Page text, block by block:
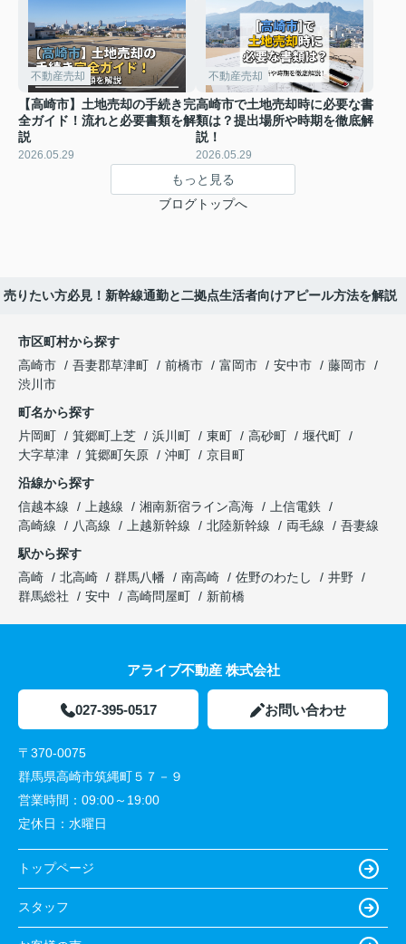
不動産売却
【高崎市】土地売却の手続き完
全ガイド！流れと必要書類を解
説
2026.05.29
不動産売却
高崎市で土地売却時に必要な書
類は？提出場所や時期を徹底解
説！
2026.05.29
もっと見る
ブログトップへ
りたい方必見！新幹線通勤と二拠点生活者向けアピール方法を解説
市区町村から探す
高崎市
吾妻郡草津町 前橋市 富岡市 安中市
藤岡市
渋川市
町名から探す
片岡町
箕郷町上芝 浜川町 東町 高砂町
堰代町
大字草津
箕郷町矢原 沖町
京目町
沿線から探す
信越本線
上越線 湘南新宿ライン高海
上信電鉄
高崎線
八高線 上越新幹線 北陸新幹線 両毛線
吾妻線
駅から探す
高崎
北高崎 群馬八幡 南高崎 佐野のわたし
井野
群馬総社
安中 高崎問屋町 新前橋
アライブ不動産 株式会社
027-395-0517 お問い合わせ
〒370-0075
群馬県高崎市筑縄町５７－９
営業時間： 09:00～19:00
定休日： 水曜日
トップページ
スタッフ